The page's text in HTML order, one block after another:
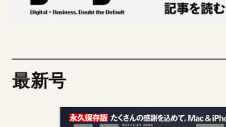
最新号